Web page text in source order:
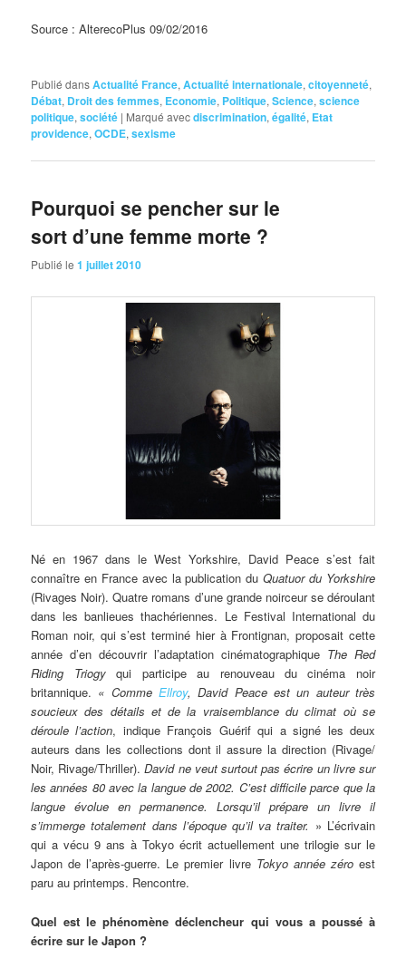
Source : AlterecoPlus 09/02/2016
Publié dansActualité France,Actualité internationale,citoyenneté,
Débat, Droit des femmes, Economie, Politique,Science,science
politique,société | Marqué avecdiscrimination,égalité, Etat
providence,OCDE,sexisme
Pourquoi se pencher sur le
sort d’une femme morte ?
Publié le1 juillet 2010
Né en 1967 dans le West Yorkshire, David Peace s’est fait
connaître en France avec la publication duQuatuor du Yorkshire
(Rivages Noir). Quatre romans d’une grande noirceur se déroulant
dans les banlieues thachériennes. Le Festival International du
Roman noir, qui s’est terminé hier à Frontignan, proposait cette
année d’en découvrir l’adaptation cinématographique The Red
Riding Triogyqui participe au renouveau du cinéma noir
britannique. « CommeEllroy, David Peace est un auteur très
soucieux des détails et de la vraisemblance du climat où se
déroule l’action, indique François Guérif qui a signé les deux
auteurs dans les collections dont il assure la direction (Rivage/
Noir, Rivage/Thriller).David ne veut surtout pas écrire un livre sur
les années 80 avec la langue de 2002. C’est difficile parce que la
langue évolue en permanence. Lorsqu’il prépare un livre il
s’immerge totalement dans l’époque qu’il va traiter. » L’écrivain
qui a vécu 9 ans à Tokyo écrit actuellement une trilogie sur le
Japon de l’après-guerre. Le premier livre Tokyo année zéroest
paru au printemps. Rencontre.
Quel est le phénomène déclencheur qui vous a poussé à
écrire sur le Japon ?